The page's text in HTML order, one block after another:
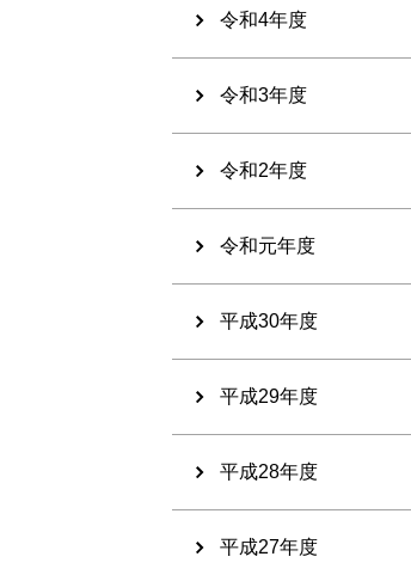
令和4年度
令和3年度
令和2年度
令和元年度
平成30年度
平成29年度
平成28年度
平成27年度